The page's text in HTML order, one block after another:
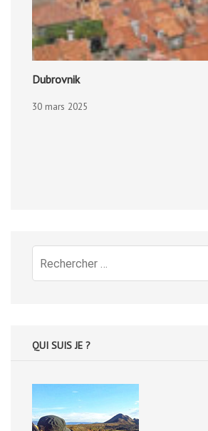
Dubrovnik
30 mars 2025
Recherche
pour
QUI SUIS JE ?